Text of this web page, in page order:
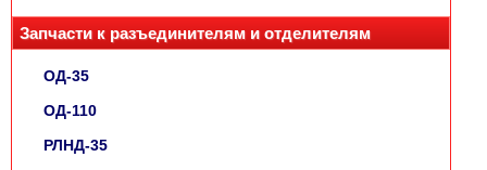
Запчасти к разъединителям и отделителям
ОД-35
ОД-110
РЛНД-35